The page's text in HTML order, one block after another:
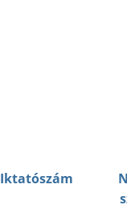
Iktatószám